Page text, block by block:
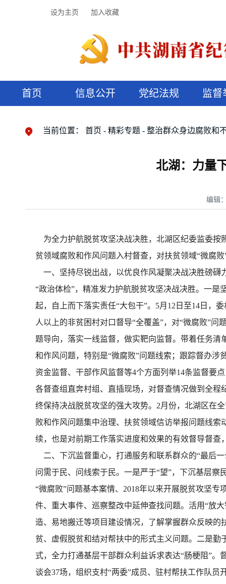
设为主页 加入收藏
首页 信息公开 党纪法规 监督
当前位置： 首页 精彩专题 整治群众身边腐败和
北湖：力量
编辑
为全力护航脱贫攻坚决战决胜，北湖区纪委监委按
贫领域腐败和作风问题入村督查，对扶贫领域“微腐
一、坚持尽锐出战，以优良作风凝聚决战决胜磅礴
“政治体检”，精准发力护航脱贫攻坚决战决胜。一
起，自上而下落实责任“大包干”。5月12日至14日，
人以上的非贫困村对口督导“全覆盖”，对“微腐败”
题导向，落实一线监督，做实靶向监督。带着任务
和作风问题，特别是“微腐败”问题线索；跟踪督办
资金监督、干部作风监督等4个方面列举14条监督要
各督查组直奔村组、直插现场，对督查情况做到全
终保持决战脱贫攻坚的强大攻势。2月份，北湖区在
败和作风问题集中治理、扶贫领域信访举报问题线
续，也是对前期工作落实进度和效果的有效督导督
二、下沉监督重心，打通服务和联系群众的“最后
问需于民、问线索于民。一是严于“望”，下沉基层察
“微腐败”问题基本案情、2018年以来开展脱贫攻坚
件、重大事件、巡察整改中延伸查找问题。活用“放
造、易地搬迁等项目建设情况，了解掌握群众反映
贫、虚假脱贫和结对帮扶中的形式主义问题。二是
式，全力打通基层干部群众利益诉求表达“肠梗阻”。
谈会37场，组织支村“两委”成员、驻村帮扶工作队